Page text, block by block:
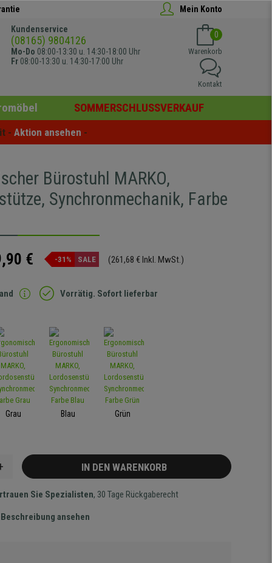
Mein Konto
Kundenservice
(08165) 9804126
Mo-Do 08:00-13:30 u. 14:30-18:00 Uhr
Fr 08:00-13:30 u. 14:30-17:00 Uhr
0
Warenkorb
Kontakt
SOMMERSCHLUSSVERKAUF
- Aktion ansehen -
Bürostuhl MARKO,
Synchronmechanik, Farbe
€ -31% SALE (261,68 € Inkl. MwSt.)
Vorrätig. Sofort lieferbar
Grau Blau Grün
IN DEN WARENKORB
Sie Spezialisten, 30 Tage Rückgaberecht
ansehen